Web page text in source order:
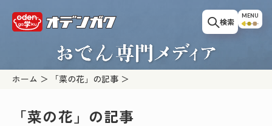
検索
MENU
ホーム 「菜の花」の記事
「菜の花」の記事